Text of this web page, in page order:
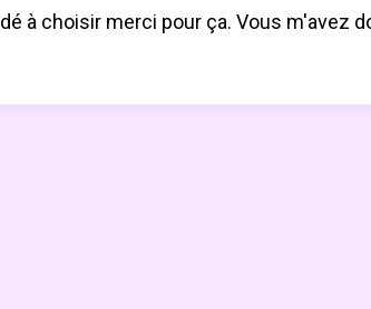
à choisir merci pour ça. Vous m'avez